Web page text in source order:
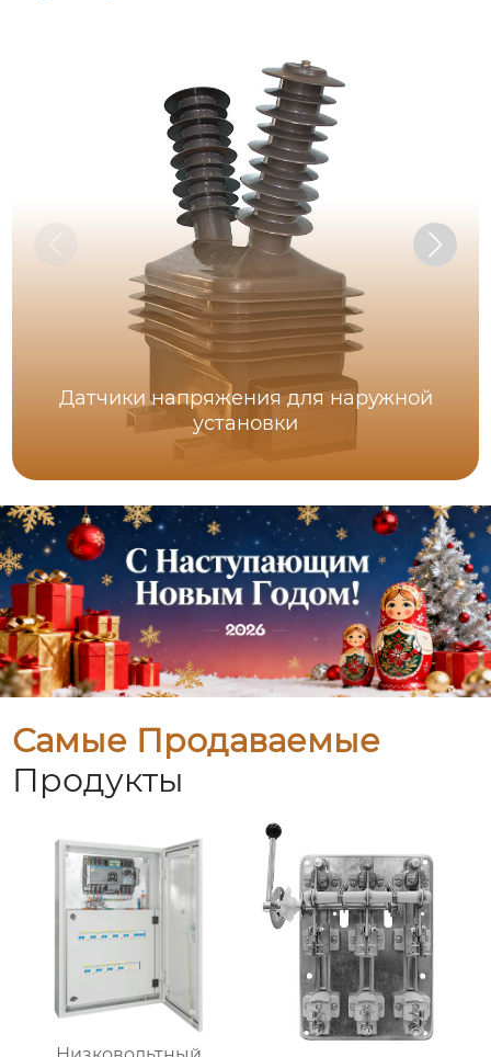
Датчики напряжения для наружной
установки
Самые Продаваемые
Продукты